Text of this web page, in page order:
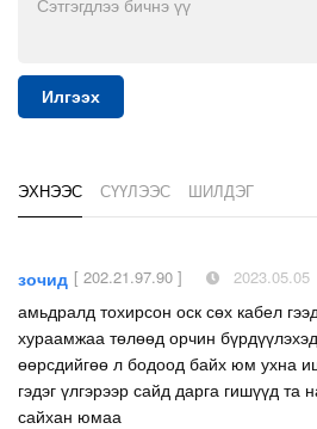
Илгээх
ЭХНЭЭС СҮҮЛЭЭС ШИЛДЭГ
зочид [ 202.21.97.90 ] 2023.05.05
амьдралд тохирсон оск сөх кабел
хураамжаа төлөөд орчин
өөрсдийгөө л бодоод байх юм ухна
гэдэг үлгэрээр сайд дарга гишүүд та
сайхан юмаа